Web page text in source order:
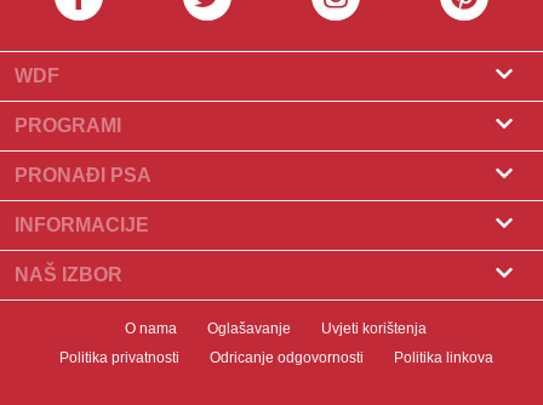
WDF
O nama
Što je World Dog Finder
Koje saveze prihvaćamo?
Kontakt
Naši partneri
Banneri
PROGRAMI
Program za uzgajivače
Program za groomere
PRONAĐI PSA
Pronađite uzgajivača
Psi na prodaju
Pronađite leglo
Udomljavanje pasa
INFORMACIJE
Pasmine
Popularni članci
NAŠ IZBOR
10 najboljih pasa za stanove
O nama Oglašavanje
Uvjeti korištenja
Politika privatnosti
Odricanje odgovornosti Politika linkova